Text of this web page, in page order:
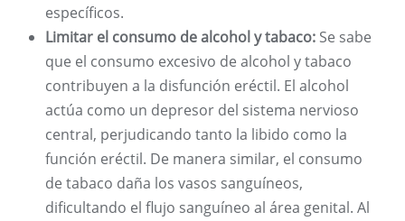
específicos.
Limitar el consumo de alcohol y tabaco: Se sabe
que el consumo excesivo de alcohol y tabaco
contribuyen a la disfunción eréctil. El alcohol
actúa como un depresor del sistema nervioso
central, perjudicando tanto la libido como la
función eréctil. De manera similar, el consumo
de tabaco daña los vasos sanguíneos,
dificultando el flujo sanguíneo al área genital. Al